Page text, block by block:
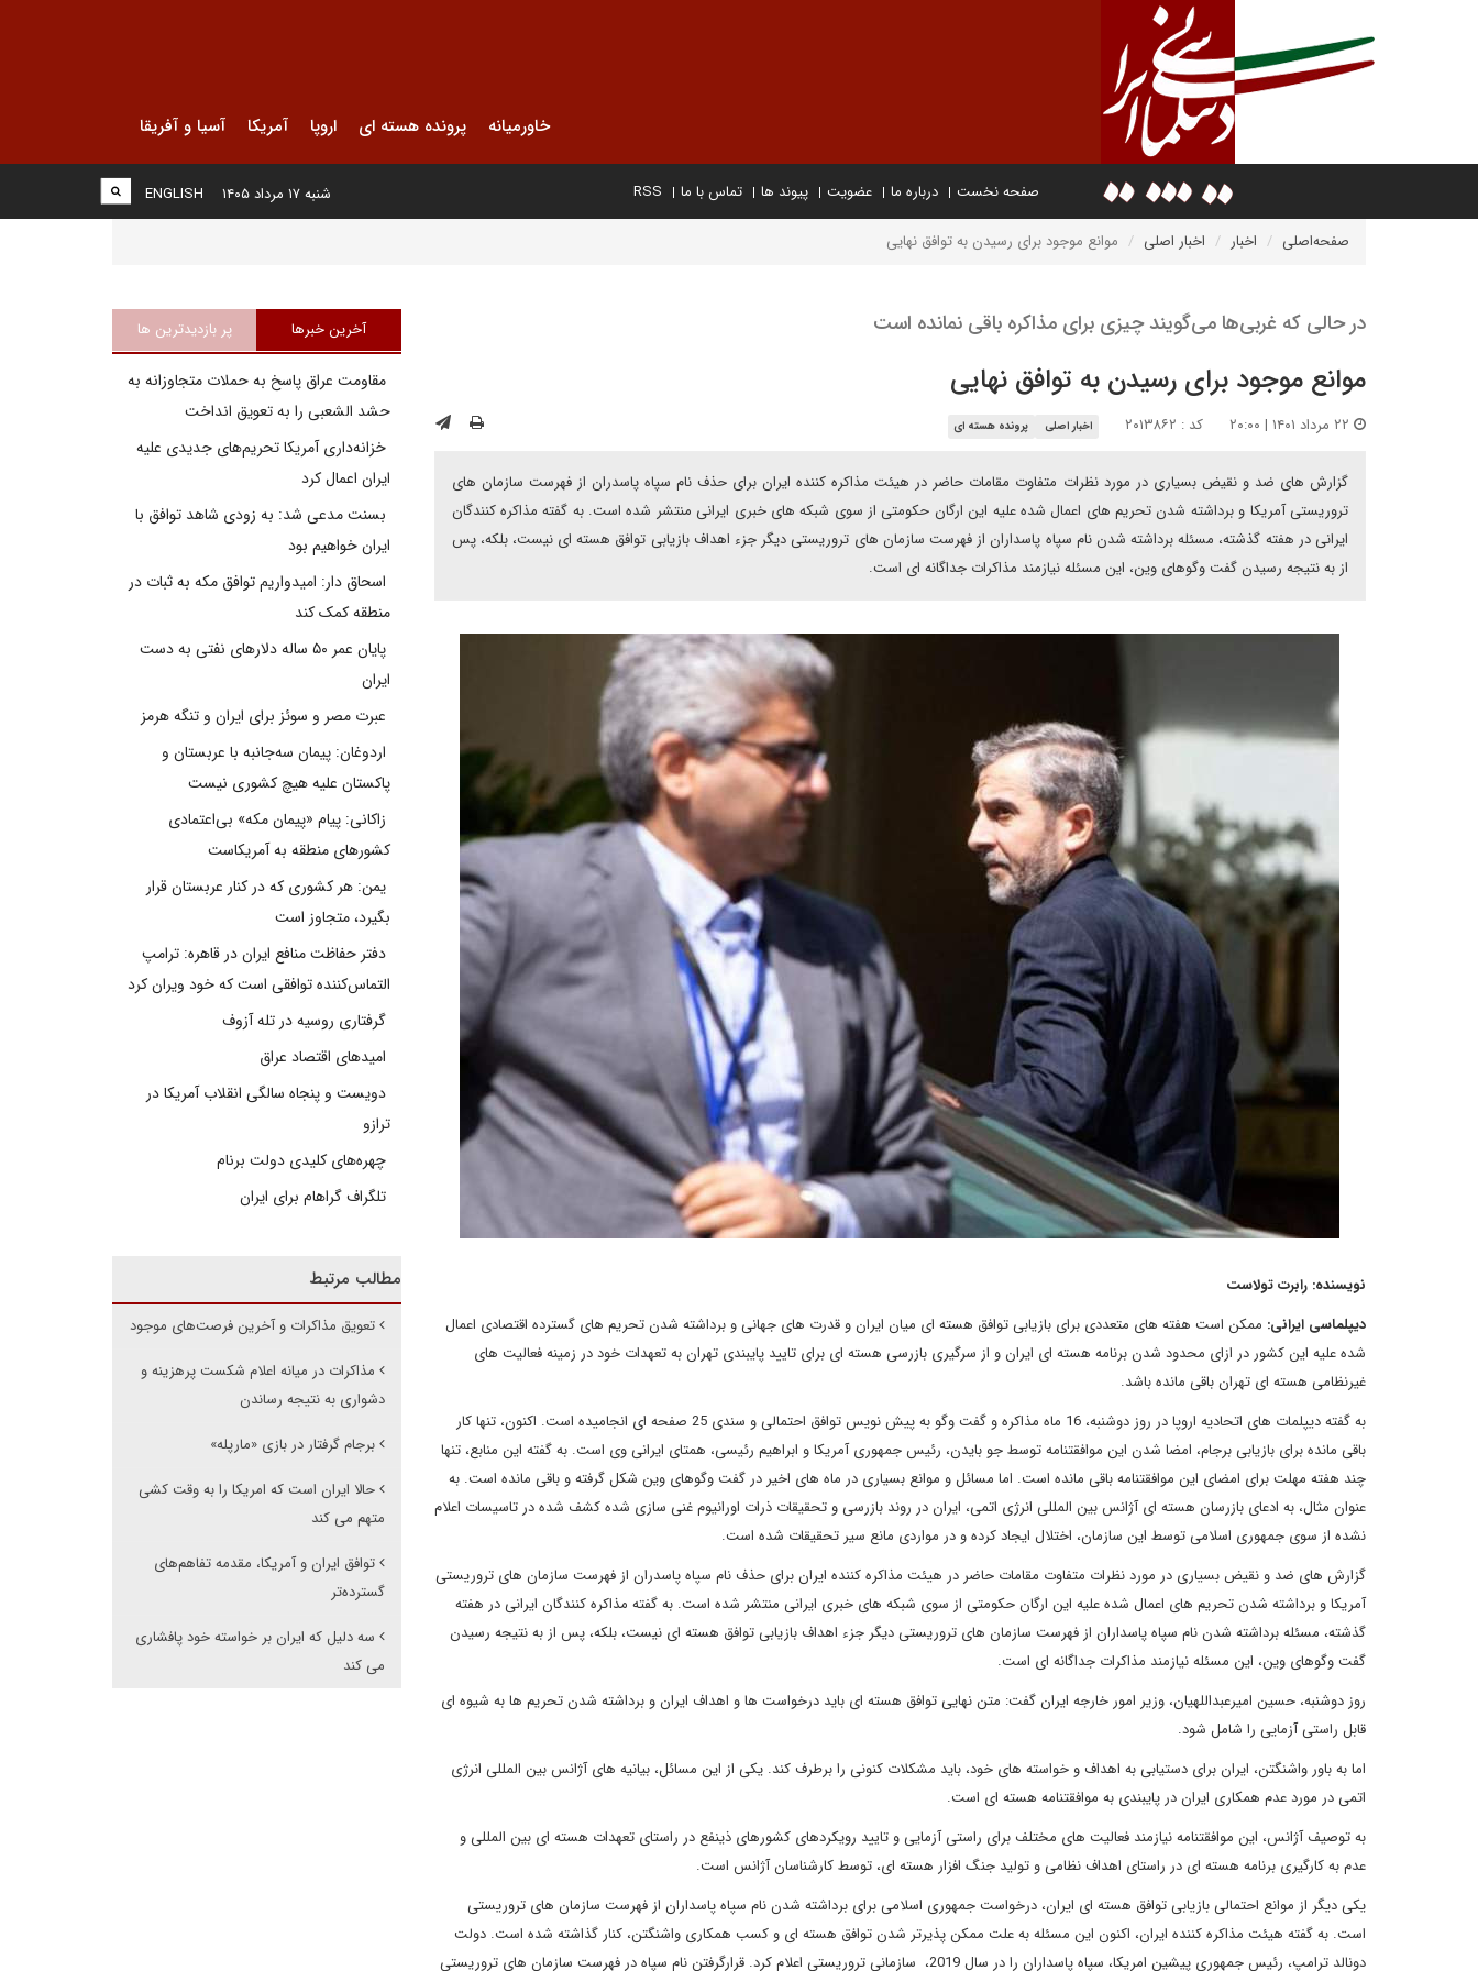
خاورمیانه پرونده هسته ای اروپا آمریکا آسیا و آفریقا
صفحه نخست درباره ما عضویت پیوند ها تماس با ما RSS
ENGLISH شنبه ۱۷ مرداد ۱۴۰۵
صفحه‌اصلی اخبار اخبار اصلی موانع موجود برای رسیدن به توافق نهایی
در حالی که غربی‌ها می‎‌گویند چیزی برای مذاکره باقی نمانده است
موانع موجود برای رسیدن به توافق نهایی
کد : ۲۰۱۳۸۶۲ اخبار اصلی پرونده هسته ای
گزارش های ضد و نقیض بسیاری در مورد نظرات متفاوت مقامات حاضر در هیئت مذاکره کننده ایران برای حذف نام سپاه پاسدران از فهرست سازمان های
تروریستی آمریکا و برداشته شدن تحریم های اعمال شده علیه این ارگان حکومتی از سوی شبکه های خبری ایرانی منتشر شده است. به گفته مذاکره کنندگان
ایرانی در هفته گذشته، مسئله برداشته شدن نام سپاه پاسداران از فهرست سازمان های تروریستی دیگر جزء اهداف بازیابی توافق هسته ای نیست، بلکه، پس
از به نتیجه رسیدن گفت وگوهای وین، این مسئله نیازمند مذاکرات جداگانه ای است.
نویسنده: رابرت تولاست
دیپلماسی ایرانی: ممکن است هفته های متعددی برای بازیابی توافق هسته ای میان ایران و قدرت های جهانی و برداشته شدن تحریم های گسترده اقتصادی اعمال
شده علیه این کشور در ازای محدود شدن برنامه هسته ای ایران و از سرگیری بازرسی هسته ای برای تایید پایبندی تهران به تعهدات خود در زمینه فعالیت های
غیرنظامی هسته ای تهران باقی مانده باشد.
به گفته دیپلمات های اتحادیه اروپا در روز دوشنبه، 16 ماه مذاکره و گفت وگو به پیش نویس توافق احتمالی و سندی 25 صفحه ای انجامیده است. اکنون، تنها کار
باقی مانده برای بازیابی برجام، امضا شدن این موافقتنامه توسط جو بایدن، رئیس جمهوری آمریکا و ابراهیم رئیسی، همتای ایرانی وی است. به گفته این منابع، تنها
چند هفته مهلت برای امضای این موافقتنامه باقی مانده است. اما مسائل و موانع بسیاری در ماه های اخیر در گفت وگوهای وین شکل گرفته و باقی مانده است. به
عنوان مثال، به ادعای بازرسان هسته ای آژانس بین المللی انرژی اتمی، ایران در روند بازرسی و تحقیقات ذرات اورانیوم غنی سازی شده کشف شده در تاسیسات اعلام
نشده از سوی جمهوری اسلامی توسط این سازمان، اختلال ایجاد کرده و در مواردی مانع سیر تحقیقات شده است.
گزارش های ضد و نقیض بسیاری در مورد نظرات متفاوت مقامات حاضر در هیئت مذاکره کننده ایران برای حذف نام سپاه پاسدران از فهرست سازمان های تروریستی
آمریکا و برداشته شدن تحریم های اعمال شده علیه این ارگان حکومتی از سوی شبکه های خبری ایرانی منتشر شده است. به گفته مذاکره کنندگان ایرانی در هفته
گذشته، مسئله برداشته شدن نام سپاه پاسداران از فهرست سازمان های تروریستی دیگر جزء اهداف بازیابی توافق هسته ای نیست، بلکه، پس از به نتیجه رسیدن
گفت وگوهای وین، این مسئله نیازمند مذاکرات جداگانه ای است.
روز دوشنبه، حسین امیرعبداللهیان، وزیر امور خارجه ایران گفت: متن نهایی توافق هسته ای باید درخواست ها و اهداف ایران و برداشته شدن تحریم ها به شیوه ای
قابل راستی آزمایی را شامل شود.
اما به باور واشنگتن، ایران برای دستیابی به اهداف و خواسته های خود، باید مشکلات کنونی را برطرف کند. یکی از این مسائل، بیانیه های آژانس بین المللی انرژی
اتمی در مورد عدم همکاری ایران در پایبندی به موافقتنامه هسته ای است.
به توصیف آژانس، این موافقتنامه نیازمند فعالیت های مختلف برای راستی آزمایی و تایید رویکردهای کشورهای ذینفع در راستای تعهدات هسته ای بین المللی و
عدم به کارگیری برنامه هسته ای در راستای اهداف نظامی و تولید جنگ افزار هسته ای، توسط کارشناسان آژانس است.
یکی دیگر از موانع احتمالی بازیابی توافق هسته ای ایران، درخواست جمهوری اسلامی برای برداشته شدن نام سپاه پاسداران از فهرست سازمان های تروریستی
است. به گفته هیئت مذاکره کننده ایران، اکنون این مسئله به علت ممکن پذیرتر شدن توافق هسته ای و کسب همکاری واشنگتن، کنار گذاشته شده است. دولت
دونالد ترامپ، رئیس جمهوری پیشین امریکا، سپاه پاسداران را در سال 2019، سازمانی تروریستی اعلام کرد. قرارگرفتن نام سپاه در فهرست سازمان های تروریستی
آخرین خبرها پر بازدیدترین ها
مقاومت عراق پاسخ به حملات متجاوزانه به
حشد الشعبی را به تعویق انداخت
خزانه‌داری آمریکا تحریم‌های جدیدی علیه
ایران اعمال کرد
بسنت مدعی شد: به زودی شاهد توافق با
ایران خواهیم بود
اسحاق دار: امیدواریم توافق مکه به ثبات در
منطقه کمک کند
پایان عمر ۵۰ ساله دلارهای نفتی به دست
ایران
عبرت مصر و سوئز برای ایران و تنگه هرمز
اردوغان: پیمان سه‌جانبه با عربستان و
پاکستان علیه هیچ کشوری نیست
زاکانی: پیام «پیمان مکه» بی‌اعتمادی
کشورهای منطقه به آمریکاست
یمن: هر کشوری که در کنار عربستان قرار
بگیرد، متجاوز است
دفتر حفاظت منافع ایران در قاهره: ترامپ
التماس‌کننده توافقی است که خود ویران کرد
گرفتاری روسیه در تله آزوف
امیدهای اقتصاد عراق
دویست و پنجاه سالگی انقلاب آمریکا در
ترازو
چهره‌های کلیدی دولت برنام
تلگراف گراهام برای ایران
مطالب مرتبط
تعویق مذاکرات و آخرین فرصت‌های موجود
مذاکرات در میانه اعلام شکست پرهزینه و
دشواری به نتیجه رساندن
برجام گرفتار در بازی «مارپله»
حالا ایران است که امریکا را به وقت کشی
متهم می کند
توافق ایران و آمریکا، مقدمه‌ تفاهم‌های
گسترده‌تر
سه دلیل که ایران بر خواسته خود پافشاری
می کند